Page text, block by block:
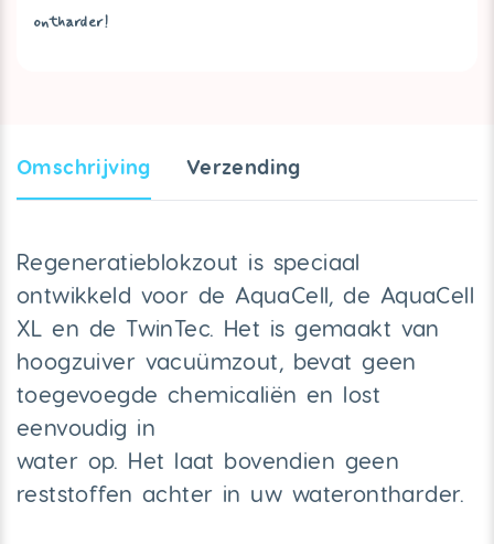
ontharder!
Omschrijving Verzending
Regeneratieblokzout is speciaal
ontwikkeld voor de AquaCell, de AquaCell
XL en de TwinTec. Het is gemaakt van
hoogzuiver vacuümzout, bevat geen
toegevoegde chemicaliën en lost
eenvoudig in
water op. Het laat bovendien geen
reststoffen achter in uw waterontharder.